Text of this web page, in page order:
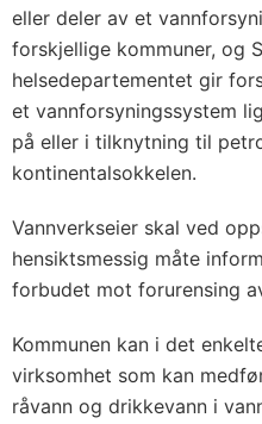
eller deler av et
forskjellige kommuner, og
helsedepartementet gir
et vannforsyningssystem
på eller i tilknytning til
kontinentalsokkelen.
Vannverkseier skal ved
hensiktsmessig måte
forbudet mot forurensing
Kommunen kan i det
virksomhet som kan
råvann og drikkevann i